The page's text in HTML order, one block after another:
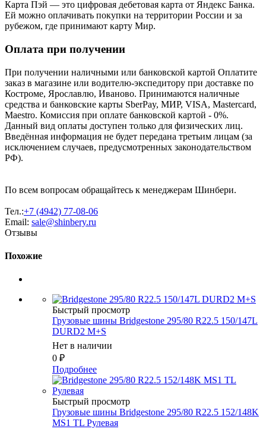
Карта Пэй — это цифровая дебетовая карта от Яндекс Банка.
Ей можно оплачивать покупки на территории России и за
рубежом, где принимают карту Мир.
Оплата при получении
При получении наличными или банковской картой Оплатите
заказ в магазине или водителю-экспедитору при доставке по
Костроме, Ярославлю, Иваново. Принимаются наличные
средства и банковские карты SberPay, МИР, VISA, Mastercard,
Maestro. Комиссия при оплате банковской картой - 0%.
Данный вид оплаты доступен только для физических лиц.
Введённая информация не будет передана третьим лицам (за
исключением случаев, предусмотренных законодательством
РФ).
По всем вопросам обращайтесь к менеджерам Шинбери.
Тел.:+7 (4942) 77-08-06
Email: sale@shinbery.ru
Отзывы
Похожие
Быстрый просмотр
Грузовые шины Bridgestone 295/80 R22.5 150/147L
DURD2 M+S
Нет в наличии
0 ₽
Подробнее
Быстрый просмотр
Грузовые шины Bridgestone 295/80 R22.5 152/148K
MS1 TL Рулевая